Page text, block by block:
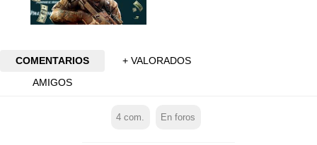
COMENTARIOS
+ VALORADOS
AMIGOS
4 com. En foros